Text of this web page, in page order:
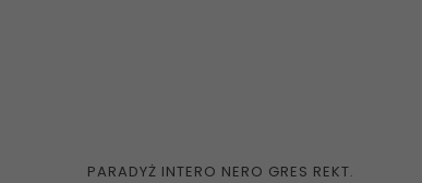
PARADYŻ INTERO NERO GRES REKT.